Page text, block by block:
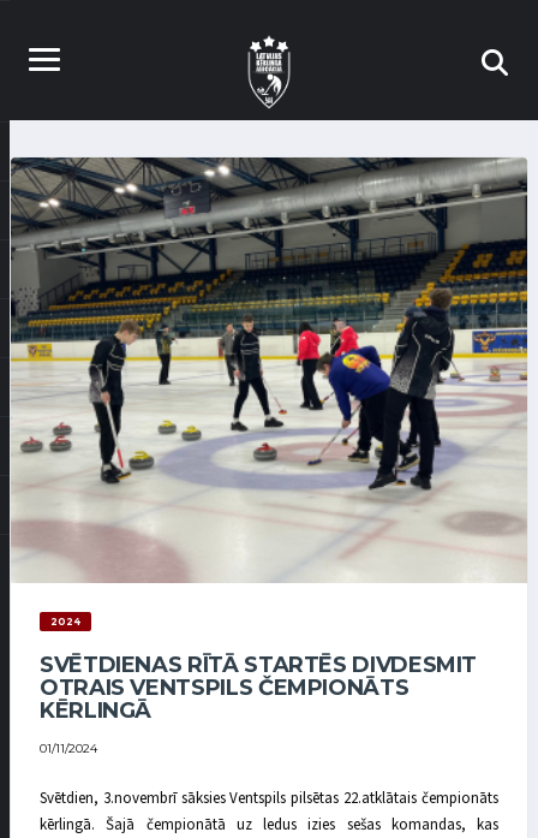
2024
SVĒTDIENAS RĪTĀ STARTĒS DIVDESMIT
OTRAIS VENTSPILS ČEMPIONĀTS
KĒRLINGĀ
01/11/2024
Svētdien, 3.novembrī sāksies Ventspils pilsētas 22.atklātais čempionāts
kērlingā. Šajā čempionātā uz ledus izies sešas komandas, kas